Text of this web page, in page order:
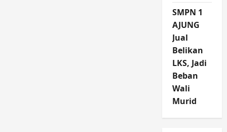
SMPN 1
AJUNG
Jual
Belikan
LKS, Jadi
Beban
Wali
Murid